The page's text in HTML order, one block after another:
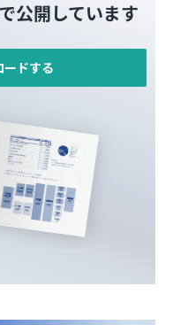
公開しています
ドする